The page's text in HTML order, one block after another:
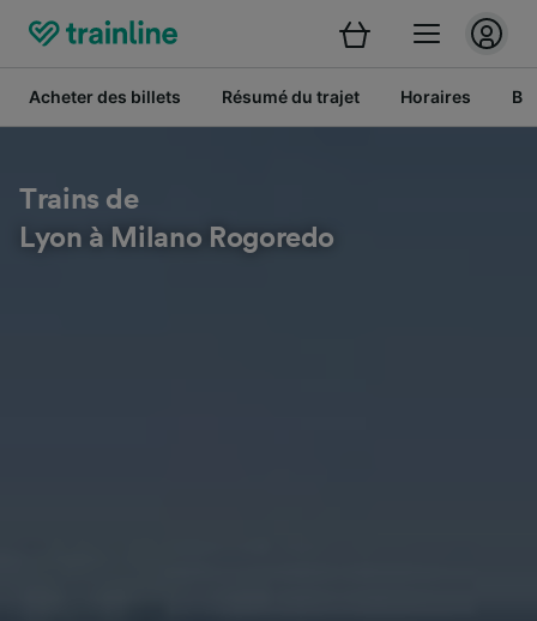
Acheter des billets Résumé du trajet Horaires
Trains de
Lyon à Milano Rogoredo